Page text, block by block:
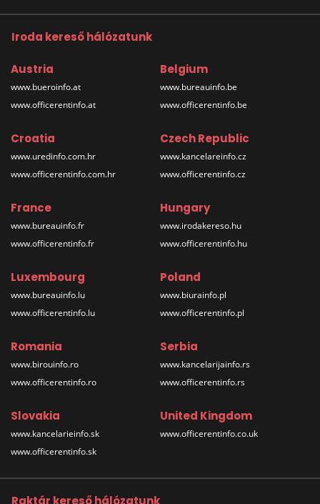
Iroda kereső hálózatunk
Austria
www.bueroinfo.at
www.officerentinfo.at
Belgium
www.bureauinfo.be
www.officerentinfo.be
Croatia
www.uredinfo.com.hr
www.officerentinfo.com.hr
Czech Republic
www.kancelareinfo.cz
www.officerentinfo.cz
France
www.bureauinfo.fr
www.officerentinfo.fr
Hungary
www.irodakereso.hu
www.officerentinfo.hu
Luxembourg
www.bureauinfo.lu
www.officerentinfo.lu
Poland
www.biurainfo.pl
www.officerentinfo.pl
Romania
www.birouinfo.ro
www.officerentinfo.ro
Serbia
www.kancelarijainfo.rs
www.officerentinfo.rs
Slovakia
www.kancelarieinfo.sk
www.officerentinfo.sk
United Kingdom
www.officerentinfo.co.uk
Raktár kereső hálózatunk